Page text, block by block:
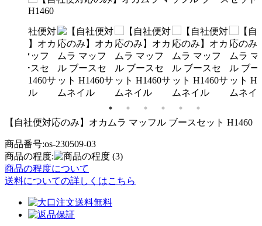
【自社便対応のみ】オカムラ マッフル ブースセット H1460
商品番号:os-230509-03
商品の程度:
(3)
商品の程度について
送料についての詳しくはこちら